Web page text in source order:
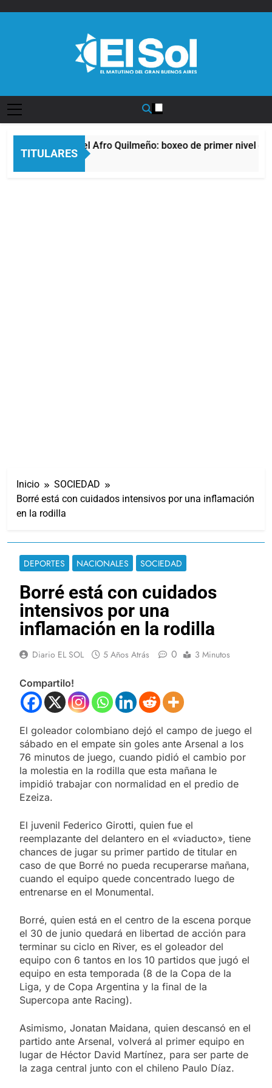
TITULARES
La noche del Afro Quilmeño: boxeo de primer nivel en
12 Horas Atrás
Inicio
SOCIEDAD
Borré está con cuidados intensivos por una inflamación
en la rodilla
DEPORTES NACIONALES SOCIEDAD
Borré está con cuidados
intensivos por una
inflamación en la rodilla
Diario EL SOL 5 Años Atrás 0 3 Minutos
Compartilo!
El goleador colombiano dejó el campo de juego el
sábado en el empate sin goles ante Arsenal a los
76 minutos de juego, cuando pidió el cambio por
la molestia en la rodilla que esta mañana le
impidió trabajar con normalidad en el predio de
Ezeiza.
El juvenil Federico Girotti, quien fue el
reemplazante del delantero en el «viaducto», tiene
chances de jugar su primer partido de titular en
caso de que Borré no pueda recuperarse mañana,
cuando el equipo quede concentrado luego de
entrenarse en el Monumental.
Borré, quien está en el centro de la escena porque
el 30 de junio quedará en libertad de acción para
terminar su ciclo en River, es el goleador del
equipo con 6 tantos en los 10 partidos que jugó el
equipo en esta temporada (8 de la Copa de la
Liga, y de Copa Argentina y la final de la
Supercopa ante Racing).
Asimismo, Jonatan Maidana, quien descansó en el
partido ante Arsenal, volverá al primer equipo en
lugar de Héctor David Martínez, para ser parte de
la zaga central junto con el chileno Paulo Díaz.